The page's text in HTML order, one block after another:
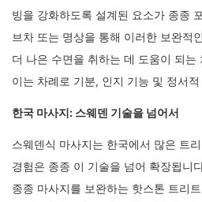
빙을 강화하도록 설계된 요소가 종종
브차 또는 명상을 통해 이러한 보완적
더 나은 수면을 취하는 데 도움이 되는
이는 차례로 기분, 인지 기능 및 정서
한국 마사지: 스웨덴 기술을 넘어서
스웨덴식 마사지는 한국에서 많은 트
경험은 종종 이 기술을 넘어 확장됩니
종종 마사지를 보완하는 핫스톤 트리